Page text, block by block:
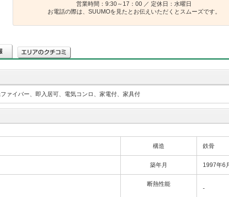
営業時間：9:30～17：00 ／ 定休日：水曜日
お電話の際は、SUUMOを見たとお伝えいただくとスムーズです。
ァイバー、即入居可、電気コンロ、家電付、家具付
構造 鉄骨
築年月 1997年6
断熱性能
-